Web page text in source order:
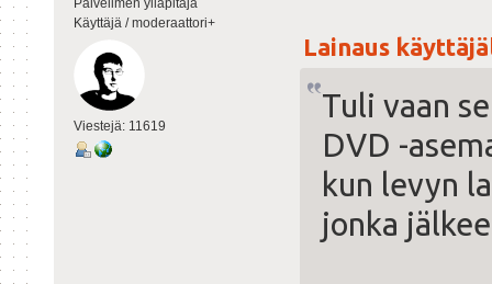
Palvelimen ylläpitäjä
Käyttäjä / moderaattori+
Viestejä: 11619
Lainaus
Tuli vaan
DVD -
kun levyn
jonka